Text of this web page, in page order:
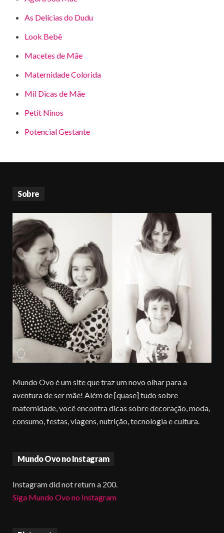
As Delícias do Dudu
Look Bebê
Macetes de Mãe
Maternidade Colorida
Mil Dicas de Mãe
Petit Ninos
Potencial Gestante
Sobre
Mundo Ovo é um site que traz um novo olhar para a
aventura de ser mãe! Além de [quase] tudo sobre
maternidade, você encontra dicas sobre decoração, moda,
consumo, festas, viagens, nutrição, tecnologia e cultura.
Mundo Ovo no Instagram
Instagram did not return a 200.
Siga Mundo Ovo no Instagram